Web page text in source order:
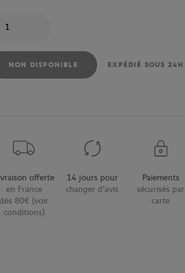
NON DISPONIBLE EXPÉDIÉ SOUS 24H
offerte
en France
dès 80€ (voir
conditions)
14 jours pour
changer d'avis
Paiements
sécurisés par
carte